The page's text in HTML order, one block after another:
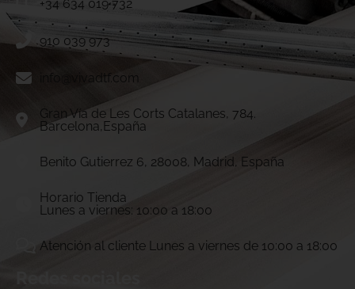
+34 634 019 732
910 039 973
info@vivadtf.com
Gran Vía de Les Corts Catalanes, 784.
Barcelona,España
Benito Gutierrez 6, 28008, Madrid, España
Horario Tienda
Lunes a viernes: 10:00 a 18:00
Atención al cliente Lunes a viernes de 10:00 a 18:00